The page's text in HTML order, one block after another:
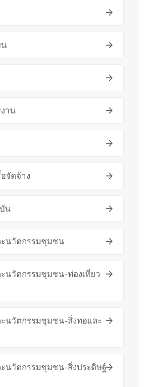
น
าน
จัดจ้าง
น
นวัตกรรมชุมชน
วัตกรรมชุมชน-ท่องเที่ยว
นวัตกรรมชุมชน-สิ่งทอและ
นวัตกรรมชุมชน-สิ่งประดิษฐ์